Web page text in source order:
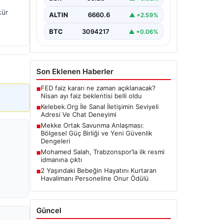
ALTIN 6660.6 ▲ +2.59%
BTC 3094217 ▲ +0.06%
Son Eklenen Haberler
■FED faiz kararı ne zaman açıklanacak?
Nisan ayı faiz beklentisi belli oldu
■Kelebek.Org İle Sanal İletişimin Seviyeli
Adresi Ve Chat Deneyimi
■Mekke Ortak Savunma Anlaşması:
Bölgesel Güç Birliği ve Yeni Güvenlik
Dengeleri
■Mohamed Salah, Trabzonspor’la ilk resmi
idmanına çıktı
■2 Yaşındaki Bebeğin Hayatını Kurtaran
Havalimanı Personeline Onur Ödülü
Güncel